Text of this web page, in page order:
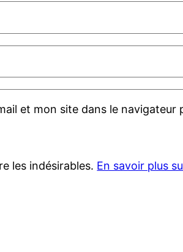
et mon site dans le
les indésirables. En savoir plus